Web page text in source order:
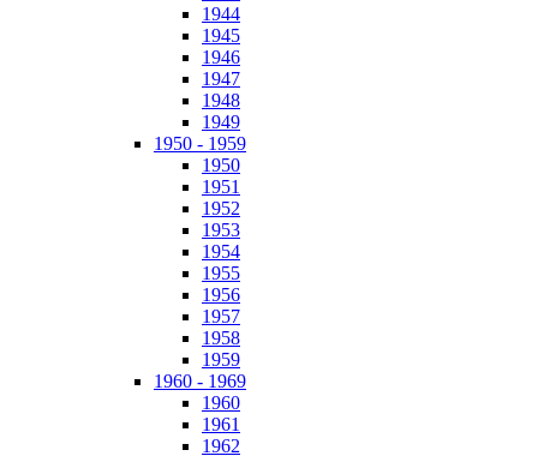
1944
1945
1946
1947
1948
1949
1950 - 1959
1950
1951
1952
1953
1954
1955
1956
1957
1958
1959
1960 - 1969
1960
1961
1962